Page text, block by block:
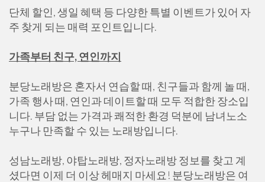
단체 할인, 생일 혜택 등 다양한 특별 이벤트가 있어 자
주 찾게 되는 매력 포인트입니다.
가족부터 친구, 연인까지
분당노래방은 혼자서 연습할 때, 친구들과 함께 놀 때,
가족 행사 때, 연인과 데이트할 때 모두 적합한 장소입
니다. 부담 없는 가격과 쾌적한 환경 덕분에 남녀노소
누구나 만족할 수 있는 노래방입니다.
성남노래방, 야탑노래방, 정자노래방 정보를 찾고 계
셨다면 이제 더 이상 헤매지 마세요! 분당노래방은 여